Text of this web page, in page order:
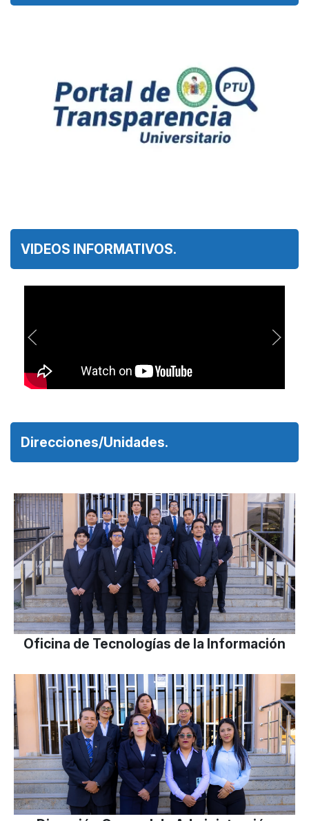
VIDEOS INFORMATIVOS.
Direcciones/Unidades.
Oficina de Tecnologías de la Información